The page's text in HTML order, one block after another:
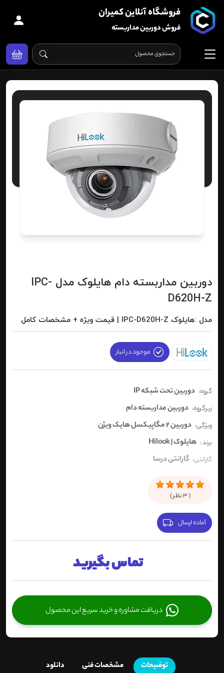
فروشگاه آنلاین کمیران
فروش دوربین مداربسته
دوربین مداربسته دام هایلوک مدل IPC-
D620H-Z
مدل :هایلوک IPC-D620H-Z | قیمت ویژه + مشخصات کامل
موجود در انبار
گروه: دوربین تحت شبکه IP
زیرگروه: دوربین مداربسته دام
ویژگی: دوربین 2 مگاپیکسل هایک ویژن
برند : هایلوک | Hilook
گارانتی: گارانتی درسا
(
3نظر )
آماده ارسال
تماس بگیرید
دریافت مشاوره و خرید سریع این محصول
توضیحات مشخصات فنی دانلود